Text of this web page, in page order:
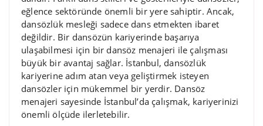
eğlence sektöründe önemli bir yere sahiptir. Ancak,
dansözlük mesleği sadece dans etmekten ibaret
değildir. Bir dansözün kariyerinde başarıya
ulaşabilmesi için bir dansöz menajeri ile çalışması
büyük bir avantaj sağlar. İstanbul, dansözlük
kariyerine adım atan veya geliştirmek isteyen
dansözler için mükemmel bir yerdir. Dansöz
menajeri sayesinde İstanbul’da çalışmak, kariyerinizi
önemli ölçüde ilerletebilir.